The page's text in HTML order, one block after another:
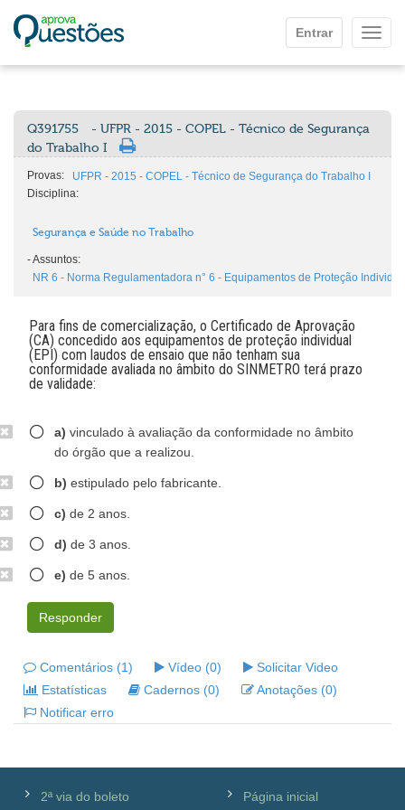
Entrar
Q391755
- UFPR - 2015 - COPEL - Técnico de Segurança
do Trabalho I
Provas:
UFPR - 2015 - COPEL - Técnico de Segurança do Trabalho I
Disciplina:
Segurança e Saúde no Trabalho
-Assuntos:
NR 6 - Norma Regulamentadora n° 6 - Equipamentos de Proteção
Para fins de comercialização, o Certificado de Aprovação
(CA) concedido aos equipamentos de proteção individual
(EPI) com laudos de ensaio que não tenham sua
conformidade avaliada no âmbito do SINMETRO terá prazo
de validade:
a) vinculado à avaliação da conformidade no âmbito
do órgão que a realizou.
b) estipulado pelo fabricante.
c) de 2 anos.
d) de 3 anos.
e) de 5 anos.
Responder
Comentários (1) Vídeo (0)
Solicitar Video
Estatísticas
Cadernos (0)
Anotações (0)
Notificar erro
2ª via do boleto Página inicial